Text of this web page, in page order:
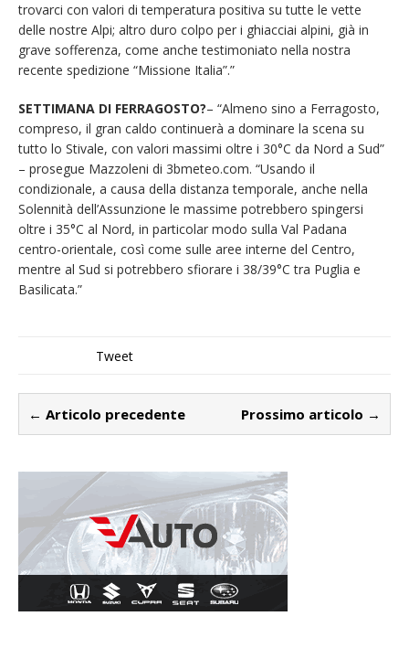
trovarci con valori di temperatura positiva su tutte le vette
delle nostre Alpi; altro duro colpo per i ghiacciai alpini, già in
grave sofferenza, come anche testimoniato nella nostra
recente spedizione “Missione Italia”.”
SETTIMANA DI FERRAGOSTO?– “Almeno sino a Ferragosto,
compreso, il gran caldo continuerà a dominare la scena su
tutto lo Stivale, con valori massimi oltre i 30°C da Nord a Sud”
– prosegue Mazzoleni di 3bmeteo.com. “Usando il
condizionale, a causa della distanza temporale, anche nella
Solennità dell’Assunzione le massime potrebbero spingersi
oltre i 35°C al Nord, in particolar modo sulla Val Padana
centro-orientale, così come sulle aree interne del Centro,
mentre al Sud si potrebbero sfiorare i 38/39°C tra Puglia e
Basilicata.”
Tweet
← Articolo precedente Prossimo articolo →